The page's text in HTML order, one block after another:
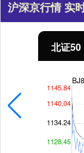
沪深京行情 实
北证50